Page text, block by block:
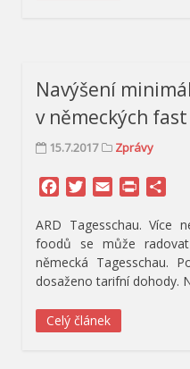
Navýšení
v německých
15.7.2017 Zprávy
Facebook
Twitter
Email Print
ARD Tagesschau. Více
foodů se může
německá Tagesschau.
dosaženo tarifní dohody.
Celý článek